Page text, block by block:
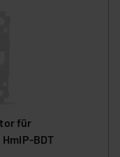
für
BDT